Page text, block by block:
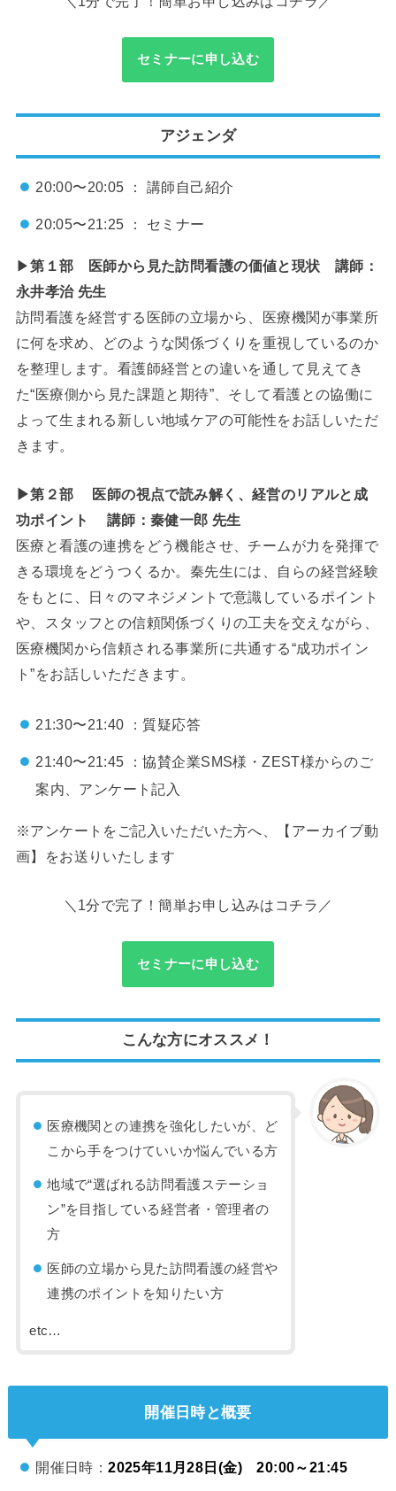
セミナーに申し込む
アジェンダ
20:00〜20:05 ： 講師自己紹介
20:05〜21:25 ： セミナー
▶第１部
医師から見た訪問看護の価値と現状 講師：
永井孝治 先生
訪問看護を経営する医師の立場から、医療機関が事業所
に何を求め、どのような関係づくりを重視しているのか
を整理します。看護師経営との違いを通して見えてき
た“医療側から見た課題と期待”、そして看護との協働に
よって生まれる新しい地域ケアの可能性をお話しいただ
きます。
▶第２部
医師の視点で読み解く、経営のリアルと成
功ポイント 講師：秦健一郎 先生
医療と看護の連携をどう機能させ、チームが力を発揮で
きる環境をどうつくるか。秦先生には、自らの経営経験
をもとに、日々のマネジメントで意識しているポイント
や、スタッフとの信頼関係づくりの工夫を交えながら、
医療機関から信頼される事業所に共通する“成功ポイン
ト”をお話しいただきます。
21:30〜21:40 ：質疑応答
21:40〜21:45 ：協賛企業SMS様・ZEST様からのご
案内、アンケート記入
※アンケートをご記入いただいた方へ、【アーカイブ動
画】をお送りいたします
＼1分で完了！簡単お申し込みはコチラ／
セミナーに申し込む
こんな方にオススメ！
医療機関との連携を強化したいが、ど
こから手をつけていいか悩んでいる方
地域で“選ばれる訪問看護ステーショ
ン”を目指している経営者・管理者の
方
医師の立場から見た訪問看護の経営や
連携のポイントを知りたい方
etc…
開催日時と概要
開催日時：2025年11月28日(金) 20:00～21:45